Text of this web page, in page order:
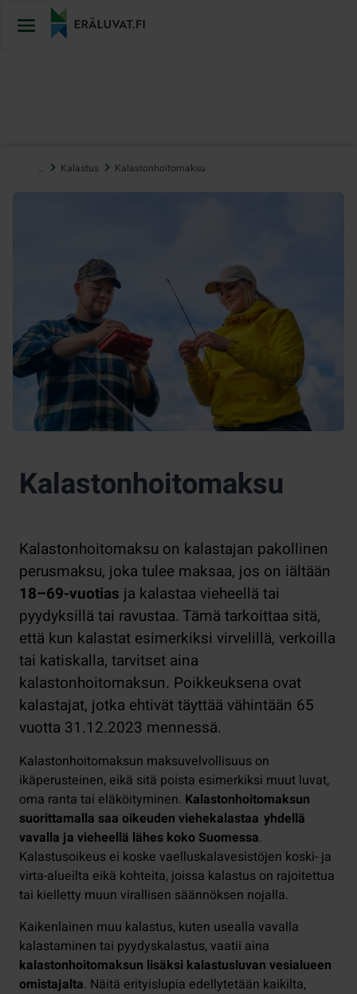
sisältöön
… Kalastus Kalastonhoitomaksu
Kalastonhoitomaksu
Kalastonhoitomaksu on kalastajan pakollinen
perusmaksu, joka tulee maksaa, jos on iältään
18–69-vuotias ja kalastaa vieheellä tai
pyydyksillä tai ravustaa. Tämä tarkoittaa sitä,
että kun kalastat esimerkiksi virvelillä, verkoilla
tai katiskalla, tarvitset aina
kalastonhoitomaksun. Poikkeuksena ovat
kalastajat, jotka ehtivät täyttää vähintään 65
vuotta 31.12.2023 mennessä.
Kalastonhoitomaksun maksuvelvollisuus on
ikäperusteinen, eikä sitä poista esimerkiksi muut luvat,
oma ranta tai eläköityminen. Kalastonhoitomaksun
suorittamalla saa oikeuden viehekalastaa yhdellä
vavalla ja vieheellä lähes koko Suomessa.
Kalastusoikeus ei koske vaelluskalavesistöjen koski- ja
virta-alueilta eikä kohteita, joissa kalastus on rajoitettua
tai kielletty muun virallisen säännöksen nojalla.
Kaikenlainen muu kalastus, kuten usealla vavalla
kalastaminen tai pyydyskalastus, vaatii aina
kalastonhoitomaksun lisäksi kalastusluvan vesialueen
omistajalta. Näitä erityislupia edellytetään kaikilta,